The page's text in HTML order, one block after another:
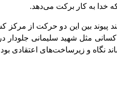
خدا به کار برکت می‌دهد.
بین این دو حرکت از مرکز
مثل شهید سلیمانی جلودار
و زیرساخت‌های اعتقادی